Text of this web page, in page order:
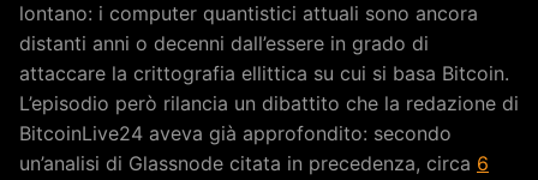
lontano: i computer quantistici attuali sono ancora
distanti anni o decenni dall’essere in grado di
attaccare la crittografia ellittica su cui si basa Bitcoin.
L’episodio però rilancia un dibattito che la redazione di
BitcoinLive24 aveva già approfondito: secondo
un’analisi di Glassnode citata in precedenza, circa 6